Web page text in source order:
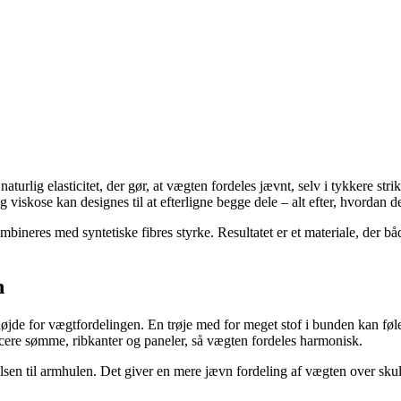
elasticitet, der gør, at vægten fordeles jævnt, selv i tykkere
kan designes til at efterligne begge dele – alt efter, hvordan
med syntetiske fibres styrke. Resultatet er et materiale, der
for vægtfordelingen. En trøje med for meget stof i bunden kan
sømme, ribkanter og paneler, så vægten fordeles harmonisk.
til armhulen. Det giver en mere jævn fordeling af vægten over